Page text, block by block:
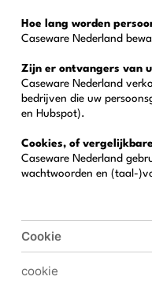
Hoe lang worden
Caseware Nederland
Zijn er ontvangers van
Caseware Nederland
bedrijven die uw
en Hubspot).
Cookies, of
Caseware Nederland
wachtwoorden en (taal-
Cookie
cookie